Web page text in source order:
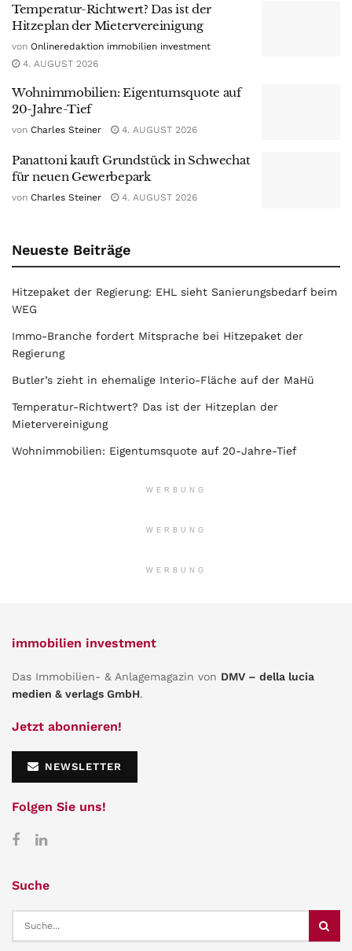
Temperatur-Richtwert? Das ist der
Hitzeplan der Mietervereinigung
von Onlineredaktion immobilien investment
4. AUGUST 2026
Wohnimmobilien: Eigentumsquote auf
20-Jahre-Tief
von Charles Steiner 4. AUGUST 2026
Panattoni kauft Grundstück in Schwechat
für neuen Gewerbepark
von Charles Steiner 4. AUGUST 2026
Neueste Beiträge
Hitzepaket der Regierung: EHL sieht Sanierungsbedarf beim
WEG
Immo-Branche fordert Mitsprache bei Hitzepaket der
Regierung
Butler’s zieht in ehemalige Interio-Fläche auf der MaHü
Temperatur-Richtwert? Das ist der Hitzeplan der
Mietervereinigung
Wohnimmobilien: Eigentumsquote auf 20-Jahre-Tief
WERBUNG
WERBUNG
WERBUNG
immobilien investment
Das Immobilien- & Anlagemagazin von DMV – della lucia
medien & verlags GmbH.
Jetzt abonnieren!
NEWSLETTER
Folgen Sie uns!
Suche